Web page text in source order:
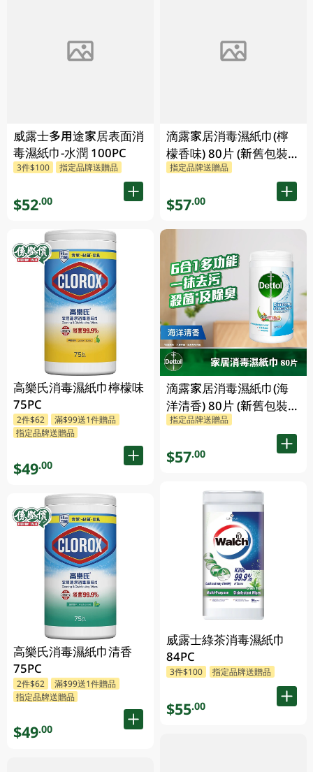
威露士多用途家居表面消
毒濕紙巾-水潤 100PC
3件$100 指定品牌送贈品
$52.00
高樂氏消毒濕紙巾檸檬味
75PC
2件$62
滿$99送1件贈品
指定品牌送贈品
$49.00
高樂氏消毒濕紙巾清香
75PC
2件$62
滿$99送1件贈品
指定品牌送贈品
$49.00
滴露家居消毒濕紙巾(檸
檬香味) 80片 (新舊包裝隨
機發放)
指定品牌送贈品
$57.00
滴露家居消毒濕紙巾(海
洋清香) 80片 (新舊包裝隨
機發放)
指定品牌送贈品
$57.00
威露士綠茶消毒濕紙巾
84PC
3件$100 指定品牌送贈品
$55.00